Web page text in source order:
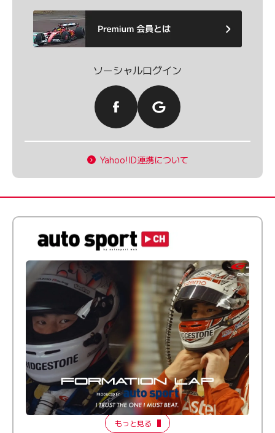
ソーシャルログイン
Yahoo!ID連携について
倒す相手を、信じてる。小林利徠斗 × 野村勇斗
【FORMATION LAP Produced by auto sport】
2026 Episode 2
もっと見る